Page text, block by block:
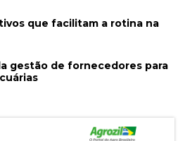
que facilitam a rotina na
gestão de fornecedores para